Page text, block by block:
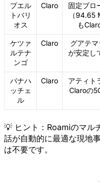
プエル
トバリ
オス
Claro
固定ブロ
（94.65
も
ケツァ
ルテナ
ンゴ
Claro
グアテ
が安定し
パナハ
ッチェ
ル
Claro
アティト
Claroの
💡 ヒント：Roamiのマル
話が自動的に最適な現地
は不要です。